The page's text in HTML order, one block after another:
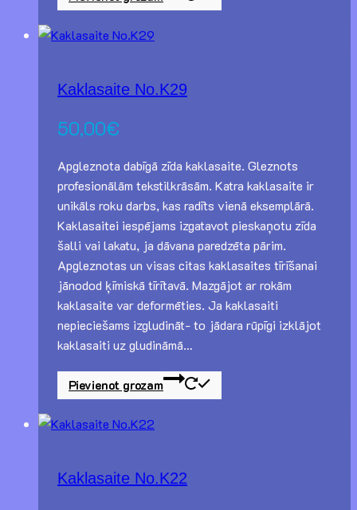
Kaklasaite No.K29
50,00€
Apgleznota dabīgā zīda kaklasaite. Gleznots
profesionālām tekstilkrāsām. Katra kaklasaite ir
unikāls roku darbs, kas radīts vienā eksemplārā.
Kaklasaitei iespējams izgatavot pieskaņotu zīda
šalli vai lakatu, ja dāvana paredzēta pārim.
Apgleznotas un visas citas kaklasaites tīrīšanai
jānodod ķīmiskā tīrītavā. Mazgājot ar rokām
kaklasaite var deformēties. Ja kaklasaiti
nepieciešams izgludināt- to jādara rūpīgi izklājot
kaklasaiti uz gludināmā…
Pievienot grozam
Kaklasaite No.K22